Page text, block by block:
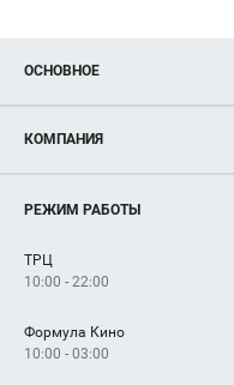
ОСНОВНОЕ
Новости
Магазины
Услуги
КОМПАНИЯ
Рекламодателям
Как добраться
РЕЖИМ РАБОТЫ
ТРЦ
10:00 - 22:00
Формула Кино
10:00 - 03:00